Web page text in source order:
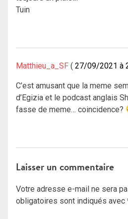
Tuin
Matthieu_a_SF 27/09/2021 à
C’est amusant que la meme
d’Egizia et le podcast anglais
fasse de meme… coincidence?
Laisser un commentaire
Votre adresse e-mail ne sera
obligatoires sont indiqués avec